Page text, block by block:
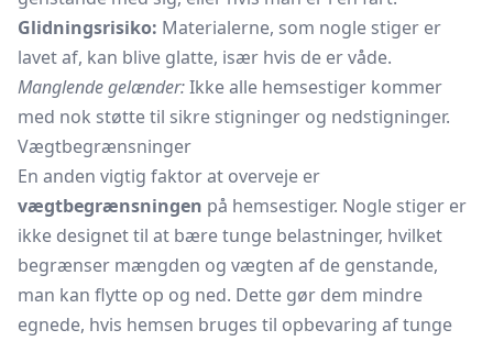
Glidningsrisiko: Materialerne, som nogle stiger er
lavet af, kan blive glatte, især hvis de er våde.
Manglende gelænder:Ikke alle hemsestiger kommer
med nok støtte til sikre stigninger og nedstigninger.
Vægtbegrænsninger
En anden vigtig faktor at overveje er
vægtbegrænsningen på hemsestiger. Nogle stiger er
ikke designet til at bære tunge belastninger, hvilket
begrænser mængden og vægten af de genstande,
man kan flytte op og ned. Dette gør dem mindre
egnede, hvis hemsen bruges til opbevaring af tunge